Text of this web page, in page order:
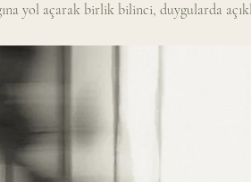
yol açarak birlik bilinci, duygularda